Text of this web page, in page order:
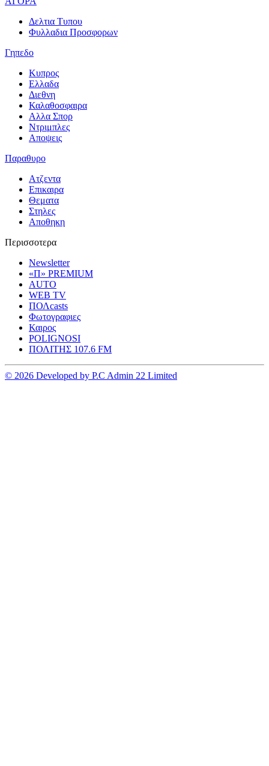
Δελτια Τυπου
Φυλλαδια Προσφορων
Γηπεδο
Κυπρος
Ελλαδα
Διεθνη
Καλαθοσφαιρα
Αλλα Σπορ
Ντριμπλες
Αποψεις
Παραθυρο
Ατζεντα
Επικαιρα
Θεματα
Στηλες
Αποθηκη
Περισσοτερα
Newsletter
«Π» PREMIUM
AUTO
WEB TV
ΠΟΛcasts
Φωτογραφιες
Καιρος
POLIGNOSI
ΠΟΛΙΤΗΣ 107.6 FM
© 2026 Developed by P.C Admin 22 Limited